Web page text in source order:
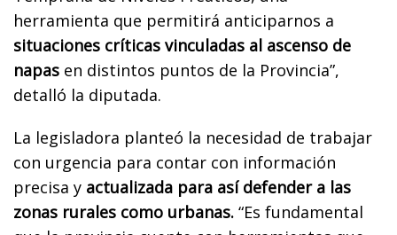
herramienta que permitirá anticiparnos a
situaciones críticas vinculadas al ascenso de
napas en distintos puntos de la Provincia”,
detalló la diputada.
La legisladora planteó la necesidad de trabajar
con urgencia para contar con información
precisa y actualizada para así defender a las
zonas rurales como urbanas. “Es fundamental